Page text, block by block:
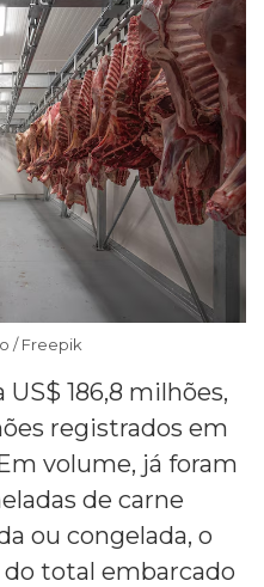
/ Freepik
186,8 milhões,
registrados em
volume, já foram
de carne
ou congelada, o
do total embarcado